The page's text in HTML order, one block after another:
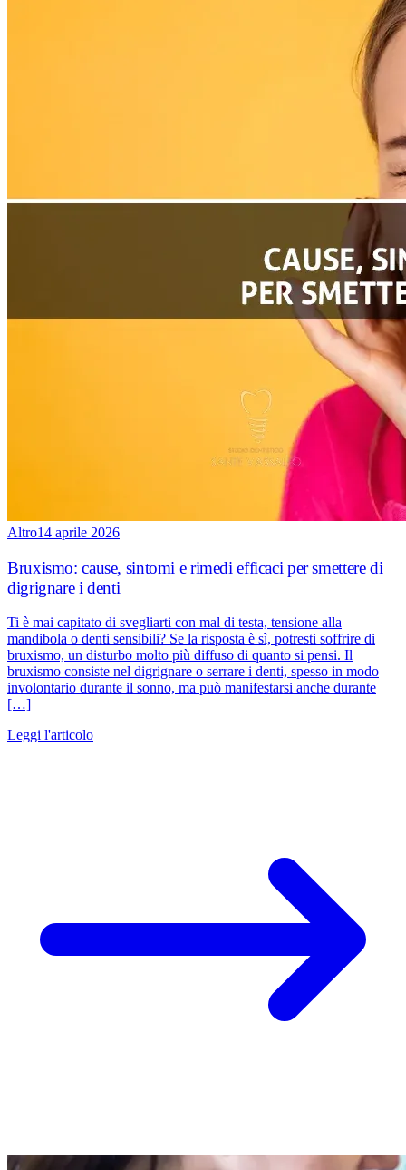
Altro14 aprile 2026
Bruxismo: cause, sintomi e rimedi efficaci per smettere di
digrignare i denti
Ti è mai capitato di svegliarti con mal di testa, tensione alla
mandibola o denti sensibili? Se la risposta è sì, potresti soffrire di
bruxismo, un disturbo molto più diffuso di quanto si pensi. Il
bruxismo consiste nel digrignare o serrare i denti, spesso in modo
involontario durante il sonno, ma può manifestarsi anche durante
[…]
Leggi l'articolo